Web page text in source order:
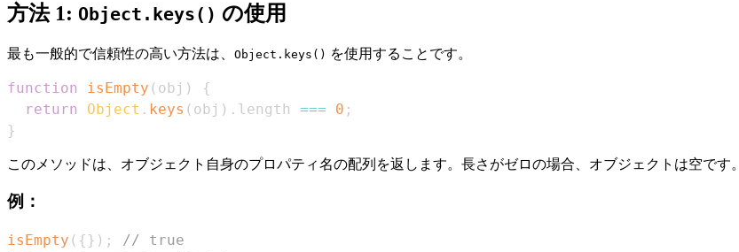
方法 1: Object.keys() の使用
最も一般的で信頼性の高い方法は、 Object.keys() を使用することです。
function isEmpty ( obj )
{
return
Object . keys ( obj ) . length === 0 ;
}
このメソッドは、オブジェクト自身のプロパティ名の配列を返します。長さがゼロの場合、オブジェクトは空です。
例：
isEmpty ( { } ) ;
// true